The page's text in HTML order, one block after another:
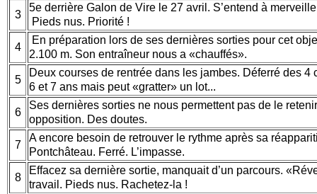
3
5e derrière Galon de Vire le 27 avril. S’entend à
Pieds nus. Priorité !
4
En préparation lors de ses dernières sorties pour cet
2.100 m. Son entraîneur nous a «chauffés».
5
Deux courses de rentrée dans les jambes. Déferré des 4
6 et 7 ans mais peut «gratter» un lot...
6
Ses dernières sorties ne nous permettent pas de le
opposition. Des doutes.
7
A encore besoin de retrouver le rythme après sa
Pontchâteau. Ferré. L’impasse.
8
Effacez sa dernière sortie, manquait d’un parcours.
travail. Pieds nus. Rachetez-la !